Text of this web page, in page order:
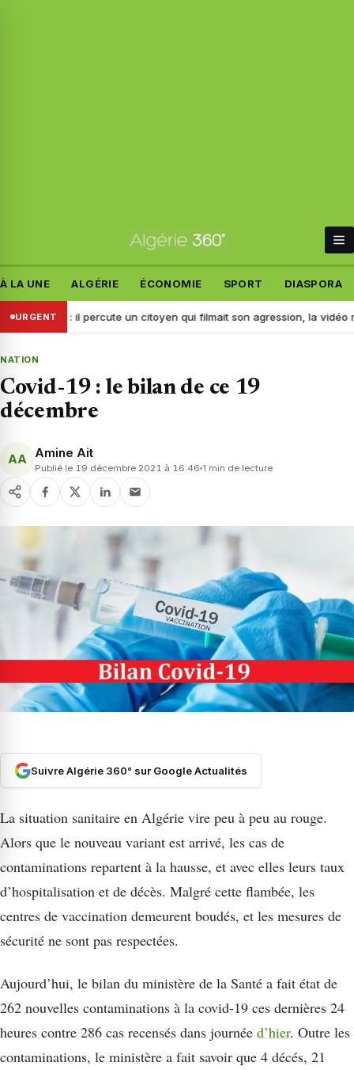
À LA UNE ALGÉRIE ÉCONOMIE SPORT DIASPORA
URGENT
: il percute un citoyen qui filmait son agression, la vidéo mène à
NATION
Covid-19 : le bilan de ce 19
décembre
AA Amine Ait
Publié le 19 décembre 2021 à 16:46 1 min de lecture
Suivre Algérie 360° sur Google Actualités
La situation sanitaire en Algérie vire peu à peu au rouge.
Alors que le nouveau variant est arrivé, les cas de
contaminations repartent à la hausse, et avec elles leurs taux
d’hospitalisation et de décès. Malgré cette flambée, les
centres de vaccination demeurent boudés, et les mesures de
sécurité ne sont pas respectées.
Aujourd’hui, le bilan du ministère de la Santé a fait état de
262 nouvelles contaminations à la covid-19 ces dernières 24
heures contre 286 cas recensés dans journée d’hier. Outre les
contaminations, le ministère a fait savoir que 4 décés, 21